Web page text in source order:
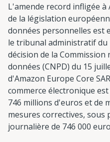
L'amende record infligée
de la législation
données personnelles est
le tribunal administratif du
décision de la
données (CNPD) du 15
d'Amazon Europe Core
commerce électronique
746 millions d'euros et de
mesures correctives, sous
journalière de 746 000